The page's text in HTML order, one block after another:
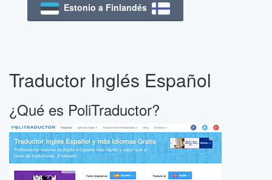
Estonio a Finlandés
Traductor Inglés Español
¿Qué es PoliTraductor?